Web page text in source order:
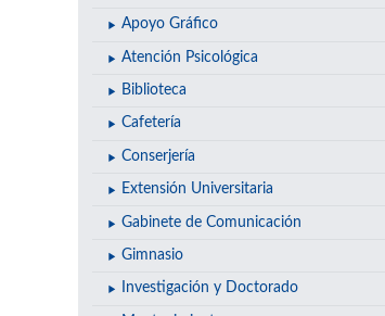
Apoyo Gráfico
Atención Psicológica
Biblioteca
Cafetería
Conserjería
Extensión Universitaria
Gabinete de Comunicación
Gimnasio
Investigación y Doctorado